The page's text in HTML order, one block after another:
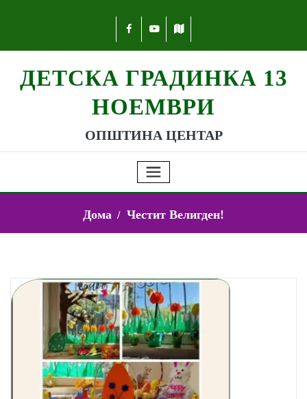
ДЕТСКА ГРАДИНКА 13
НОЕМВРИ
ОПШТИНА ЦЕНТАР
Дома Честит Велигден!